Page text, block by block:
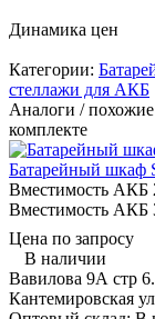
Динамика цен
Категории:
стеллажи для АКБ
Аналоги /
комплекте
Батарейный шкаф
Вместимость АКБ
Вместимость АКБ
Цена по запросу
В наличии
Вавилова 9А стр
Кантемировская